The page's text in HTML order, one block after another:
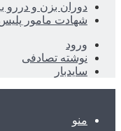
دوران بزن و دررو
شهادت مامور پلیس
ورود
نوشته تصادفی
سایدبار
منو